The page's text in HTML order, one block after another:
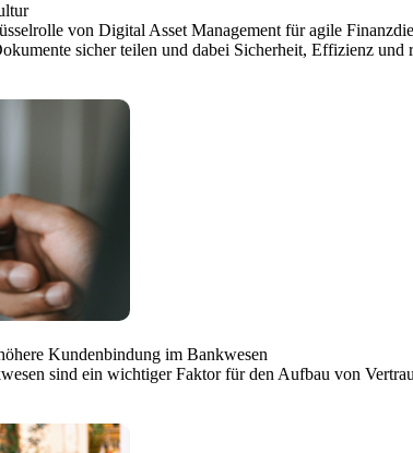
von Digital Asset Management für agile
sicher teilen und dabei Sicherheit, Effizienz und
Kundenbindung im Bankwesen
sind ein wichtiger Faktor für den Aufbau von